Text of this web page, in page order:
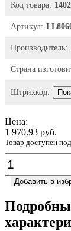
Код товара:
Артикул:
Производитель:
Страна
Штрихкод:
Цена:
1 970.93 руб.
Товар доступен под
Добавить в